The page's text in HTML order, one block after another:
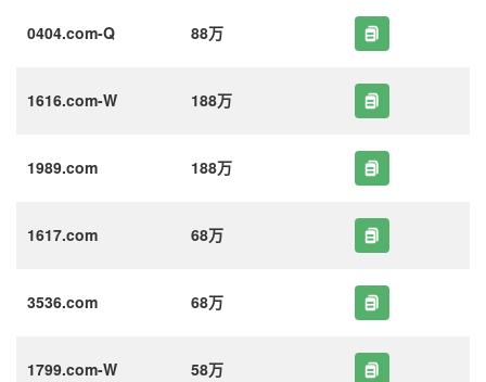
0404.com-Q 88万
1616.com-W 188万
1989.com 188万
1617.com 68万
3536.com 68万
1799.com-W 58万